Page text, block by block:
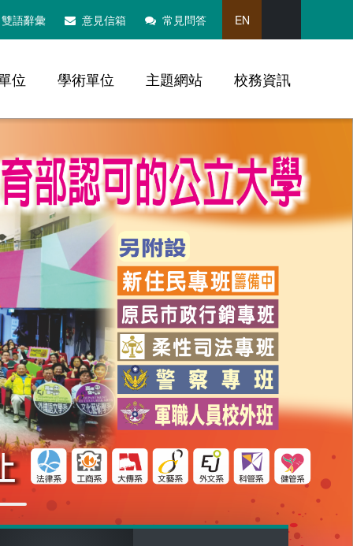
雙語辭彙 意見信箱 常見問答 EN
位 學術單位 主題網站 校務資訊